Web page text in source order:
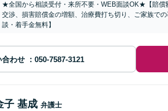
★全国から相談受付・来所不要・WEB面談OK★【賠償
交渉、損害賠償金の増額、治療費打ち切り、ご家族で
談・着手金無料】
合わせ
子 基成 弁護士